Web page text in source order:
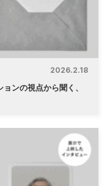
2026.2.18
ンの視点から聞く、